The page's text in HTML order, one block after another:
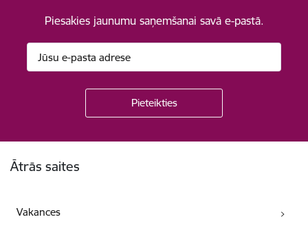
Piesakies jaunumu saņemšanai savā e-pastā.
Ātrās saites
Vakances